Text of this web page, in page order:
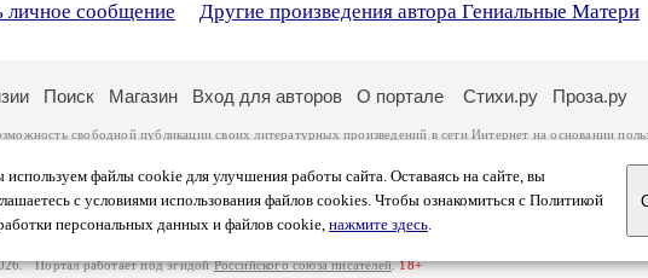
личное сообщение Другие произведения автора Гениальные Матери
файлы cookie для улучшения работы сайта. Оставаясь на сайте, вы
с условиями использования файлов cookies. Чтобы ознакомиться с Политикой
персональных данных и файлов cookie, нажмите здесь.
Поиск Магазин Вход для авторов О портале Стихи.ру Проза.ру
свободной публикации своих литературных произведений в сети Интернет на основании
и охраняются
. Перепечатка произведений возможна только с согласия его автора, к которому
авторы несут самостоятельно на основании
законодательства Российской
персональных данных. Вы также можете посмотреть более подробнуюинформацию о портале
100 тысяч посетителей, которые в общей сумме просматривают более полумиллиона страниц по
В каждой графе указано по две цифры: количество просмотров и количество посетителей.
Портал работает под эгидойРоссийского союза писателей.18+